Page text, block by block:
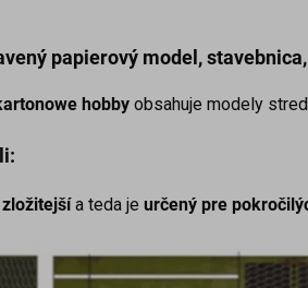
papierový model ,
hobby obsahuje modely
zložitejšía teda je určený pre